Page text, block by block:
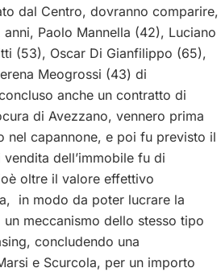
dal Centro, dovranno comparire,
Paolo Mannella (42), Luciano
(53), Oscar Di Gianfilippo (65),
Meogrossi (43) di
anche un contratto di
di Avezzano, vennero prima
nel capannone, e poi fu previsto il
dell’immobile fu di
oltre il valore effettivo
in modo da poter lucrare la
meccanismo dello stesso tipo
concludendo una
e Scurcola, per un importo